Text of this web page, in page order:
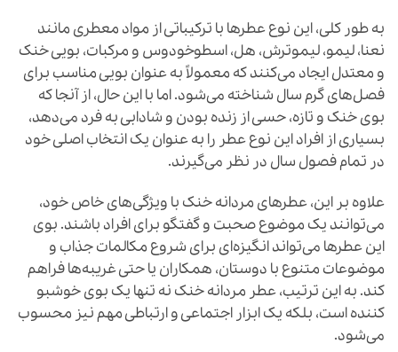
به طور کلی، این نوع عطرها با ترکیباتی از مواد معطری مانند
نعنا، لیمو، لیموترش، هل، اسطوخودوس و مرکبات، بویی خنک
و معتدل ایجاد می‌کنند که معمولاً به عنوان بویی مناسب برای
فصل‌های گرم سال شناخته می‌شود. اما با این حال، از آنجا که
بوی خنک و تازه، حسی از زنده بودن و شادابی به فرد می‌دهد،
بسیاری از افراد این نوع عطر را به عنوان یک انتخاب اصلی خود
در تمام فصول سال در نظر می‌گیرند.
علاوه بر این، عطرهای مردانه خنک با ویژگی‌های خاص خود،
می‌توانند یک موضوع صحبت و گفتگو برای افراد باشند. بوی
این عطرها می‌تواند انگیزه‌ای برای شروع مکالمات جذاب و
موضوعات متنوع با دوستان، همکاران یا حتی غریبه‌ها فراهم
کند. به این ترتیب، عطر مردانه خنک نه تنها یک بوی خوشبو
کننده است، بلکه یک ابزار اجتماعی و ارتباطی مهم نیز محسوب
می‌شود.